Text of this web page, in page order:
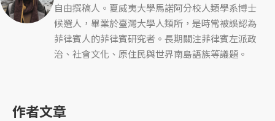
自由撰稿人。夏威夷大學馬諾阿分校人類學系博士
候選人，畢業於臺灣大學人類所，是時常被誤認為
菲律賓人的菲律賓研究者。長期關注菲律賓左派政
治、社會文化、原住民與世界南島語族等議題。
作者文章